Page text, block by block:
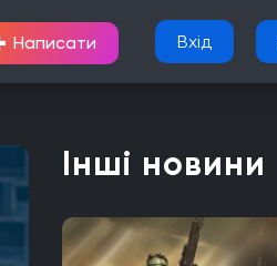
Написати Вхід
Інші новини